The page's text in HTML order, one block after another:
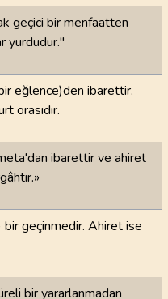
geçici bir menfaatten
yurdudur."
eğlence)den ibarettir.
orasıdır.
ibarettir ve ahiret
bir geçinmedir. Ahiret ise
bir yararlanmadan